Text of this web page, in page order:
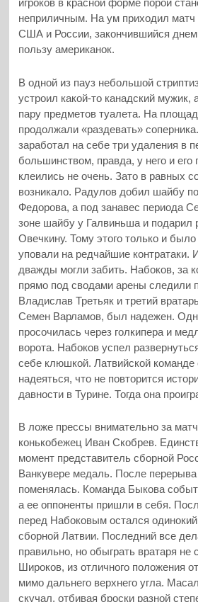
игроков в красной форме порой
неприличным. На ум приходил матч
США и России, закончившийся днем
пользу американок.
В одной из пауз небольшой
устроил какой-то канадский мужик,
пару предметов туалета. На
продолжали «раздевать»
заработал на себе три удаления в
большинством, правда, у него и его
клеились не очень. Зато в равных
возникало. Радулов добил шайбу
Федорова, а под занавес периода
зоне шайбу у Галвиньша и
Овечкину. Тому этого только и
уповали на редчайшие контратаки.
дважды могли забить. Набоков, за
прямо под сводами арены следили
Владислав Третьяк и третий
Семен Варламов, был надежен.
просочилась через голкипера и
ворота. Набоков успел
себе клюшкой. Латвийской команде
надеяться, что не повторится
давности в Турине. Тогда она
В ложе прессы внимательно за
конькобежец Иван Скобрев.
момент представитель сборной
Ванкувере медаль. После перерыва
поменялась. Команда Быкова
а ее оппоненты пришли в себя.
перед Набоковым остался
сборной Латвии. Последний все
правильно, но обыграть вратаря не
Широков, из отличного положения
мимо дальнего верхнего угла.
скучал, отбивая броски разной